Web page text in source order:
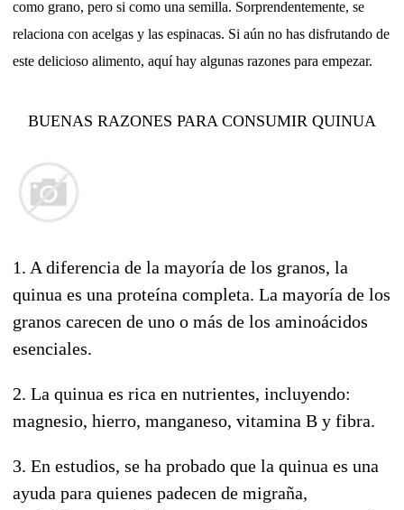
como grano, pero si como una semilla. Sorprendentemente, se
relaciona con acelgas y las espinacas. Si aún no has disfrutando de
este delicioso alimento, aquí hay algunas razones para empezar.
BUENAS RAZONES PARA CONSUMIR QUINUA
1. A diferencia de la mayoría de los granos, la
quinua es una proteína completa. La mayoría de los
granos carecen de uno o más de los aminoácidos
esenciales.
2. La quinua es rica en nutrientes, incluyendo:
magnesio, hierro, manganeso, vitamina B y fibra.
3. En estudios, se ha probado que la quinua es una
ayuda para quienes padecen de migraña,